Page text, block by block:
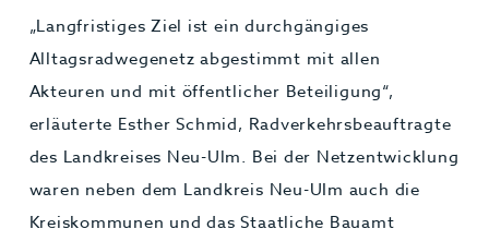
„Langfristiges Ziel ist ein durchgängiges
Alltagsradwegenetz abgestimmt mit allen
Akteuren und mit öffentlicher Beteiligung“,
erläuterte Esther Schmid, Radverkehrsbeauftragte
des Landkreises Neu-Ulm. Bei der Netzentwicklung
waren neben dem Landkreis Neu-UIm auch die
Kreiskommunen und das Staatliche Bauamt